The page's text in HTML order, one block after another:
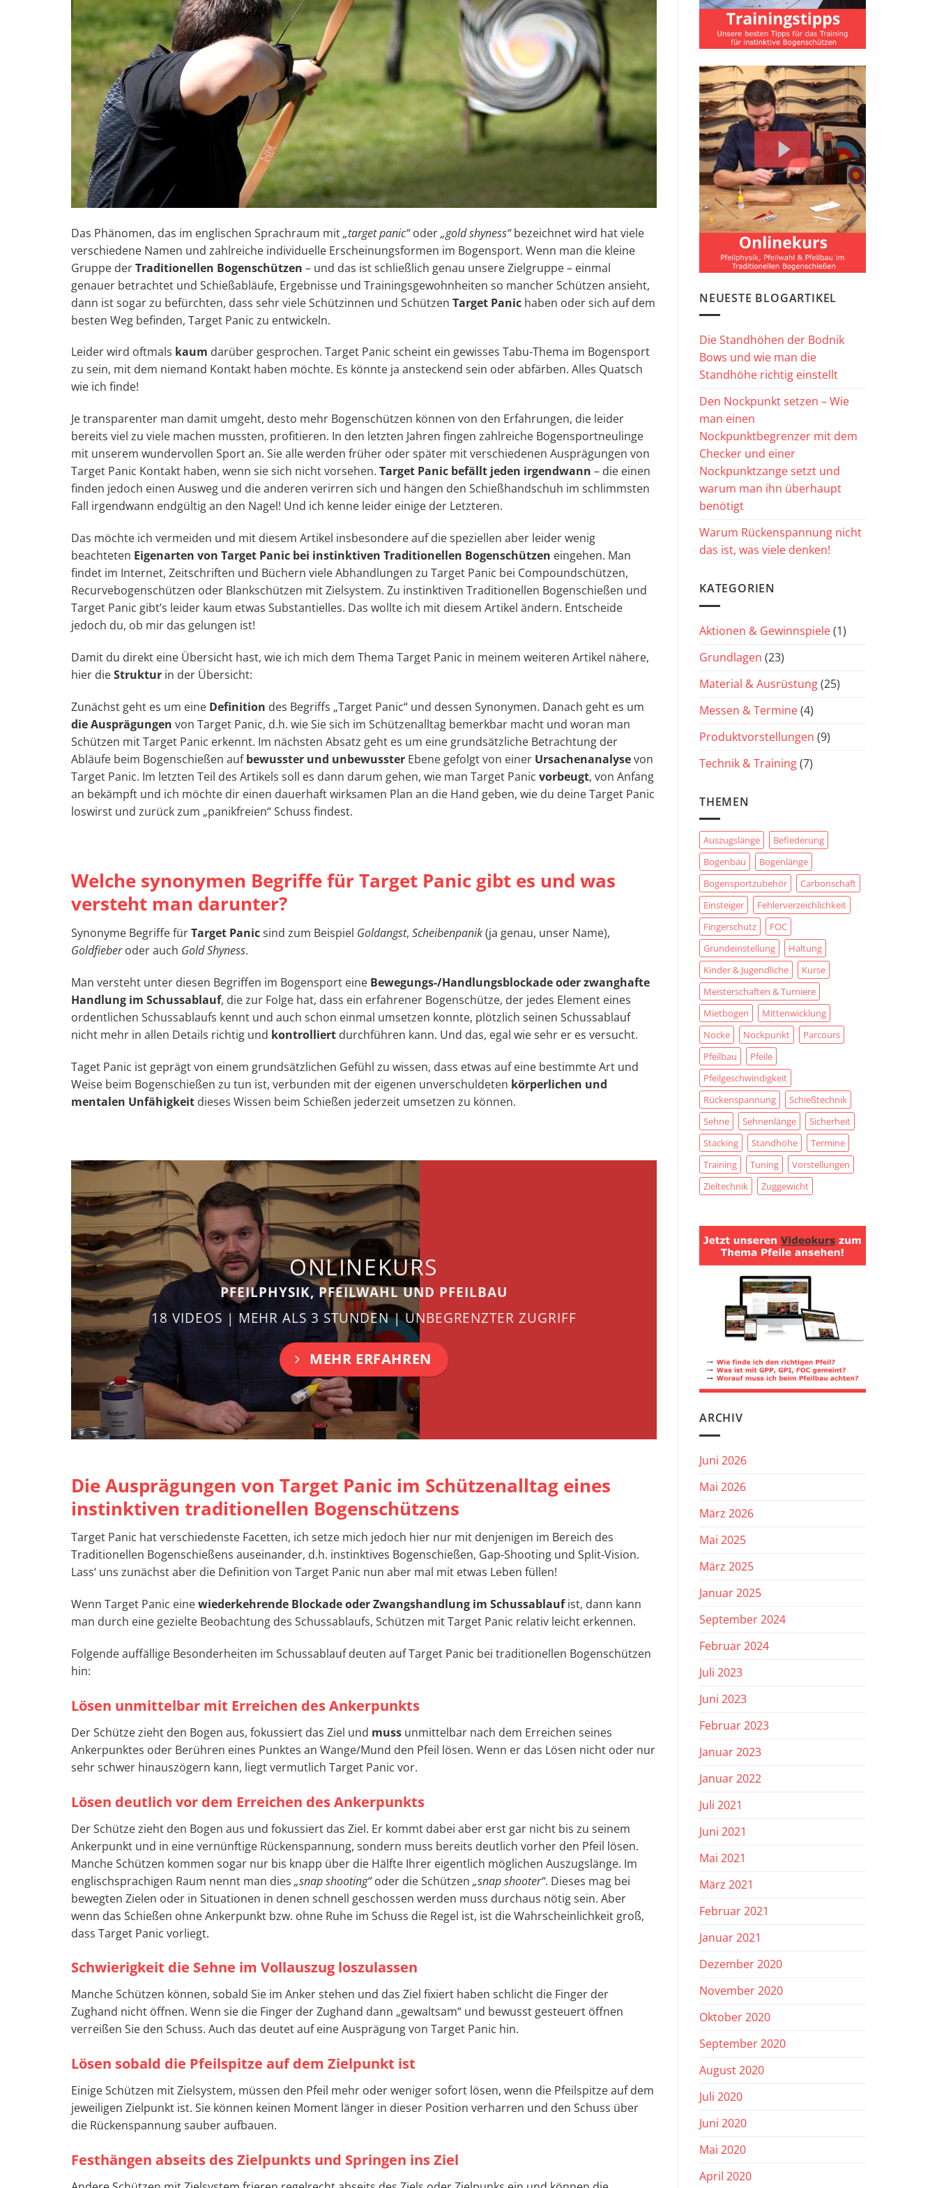
Das Phänomen, das im englischen Sprachraum mit„target panic“oder„gold shyness“bezeichnet wird hat viele
verschiedene Namen und zahlreiche individuelle Erscheinungsformen im Bogensport. Wenn man die kleine
Gruppe derTraditionellen Bogenschützen – und das ist schließlich genau unsere Zielgruppe – einmal
genauer betrachtet und Schießabläufe, Ergebnisse und Trainingsgewohnheiten so mancher Schützen ansieht,
dann ist sogar zu befürchten, dass sehr viele Schützinnen und Schützen Target Panic haben oder sich auf dem
besten Weg befinden, Target Panic zu entwickeln.
Leider wird oftmals kaum darüber gesprochen. Target Panic scheint ein gewisses Tabu-Thema im Bogensport
zu sein, mit dem niemand Kontakt haben möchte. Es könnte ja ansteckend sein oder abfärben. Alles Quatsch
wie ich finde!
Je transparenter man damit umgeht, desto mehr Bogenschützen können von den Erfahrungen, die leider
bereits viel zu viele machen mussten, profitieren. In den letzten Jahren fingen zahlreiche Bogensportneulinge
mit unserem wundervollen Sport an. Sie alle werden früher oder später mit verschiedenen Ausprägungen von
Target Panic Kontakt haben, wenn sie sich nicht vorsehen. Target Panic befällt jeden irgendwann – die einen
finden jedoch einen Ausweg und die anderen verirren sich und hängen den Schießhandschuh im schlimmsten
Fall irgendwann endgültig an den Nagel! Und ich kenne leider einige der Letzteren.
Das möchte ich vermeiden und mit diesem Artikel insbesondere auf die speziellen aber leider wenig
beachteten Eigenarten von Target Panic bei instinktiven Traditionellen Bogenschützen eingehen. Man
findet im Internet, Zeitschriften und Büchern viele Abhandlungen zu Target Panic bei Compoundschützen,
Recurvebogenschützen oder Blankschützen mit Zielsystem. Zu instinktiven Traditionellen Bogenschießen und
Target Panic gibt’s leider kaum etwas Substantielles. Das wollte ich mit diesem Artikel ändern. Entscheide
jedoch du, ob mir das gelungen ist!
Damit du direkt eine Übersicht hast, wie ich mich dem Thema Target Panic in meinem weiteren Artikel nähere,
hier dieStruktur in der Übersicht:
Zunächst geht es um eine Definition des Begriffs „Target Panic“ und dessen Synonymen. Danach geht es um
die Ausprägungen von Target Panic, d.h. wie Sie sich im Schützenalltag bemerkbar macht und woran man
Schützen mit Target Panic erkennt. Im nächsten Absatz geht es um eine grundsätzliche Betrachtung der
Abläufe beim Bogenschießen aufbewusster und unbewusster Ebene gefolgt von einer Ursachenanalysevon
Target Panic. Im letzten Teil des Artikels soll es dann darum gehen, wie man Target Panic vorbeugt, von Anfang
an bekämpft und ich möchte dir einen dauerhaft wirksamen Plan an die Hand geben, wie du deine Target Panic
loswirst und zurück zum „panikfreien“ Schuss findest.
Welche synonymen Begriffe für Target Panic gibt es und was
versteht man darunter?
Synonyme Begriffe fürTarget Panicsind zum Beispiel Goldangst, Scheibenpanik(ja genau, unser Name),
Goldfieberoder auch Gold Shyness.
Man versteht unter diesen Begriffen im Bogensport eine Bewegungs-/Handlungsblockade oder zwanghafte
Handlung im Schussablauf, die zur Folge hat, dass ein erfahrener Bogenschütze, der jedes Element eines
ordentlichen Schussablaufs kennt und auch schon einmal umsetzen konnte, plötzlich seinen Schussablauf
nicht mehr in allen Details richtig und kontrolliert durchführen kann. Und das, egal wie sehr er es versucht.
Taget Panic ist geprägt von einem grundsätzlichen Gefühl zu wissen, dass etwas auf eine bestimmte Art und
Weise beim Bogenschießen zu tun ist, verbunden mit der eigenen unverschuldeten körperlichen und
mentalen Unfähigkeit dieses Wissen beim Schießen jederzeit umsetzen zu können.
ONLINEKURS
PFEILPHYSIK, PFEILWAHL UND PFEILBAU
18 VIDEOS | MEHR ALS 3 STUNDEN | UNBEGRENZTER ZUGRIFF
MEHR ERFAHREN
Die Ausprägungen von Target Panic im Schützenalltag eines
instinktiven traditionellen Bogenschützens
Target Panic hat verschiedenste Facetten, ich setze mich jedoch hier nur mit denjenigen im Bereich des
Traditionellen Bogenschießens auseinander, d.h. instinktives Bogenschießen, Gap-Shooting und Split-Vision.
Lass‘ uns zunächst aber die Definition von Target Panic nun aber mal mit etwas Leben füllen!
Wenn Target Panic einewiederkehrende Blockade oder Zwangshandlung im Schussablaufist, dann kann
man durch eine gezielte Beobachtung des Schussablaufs, Schützen mit Target Panic relativ leicht erkennen.
Folgende auffällige Besonderheiten im Schussablauf deuten auf Target Panic bei traditionellen Bogenschützen
hin:
Lösen unmittelbar mit Erreichen des Ankerpunkts
Der Schütze zieht den Bogen aus, fokussiert das Ziel und muss unmittelbar nach dem Erreichen seines
Ankerpunktes oder Berühren eines Punktes an Wange/Mund den Pfeil lösen. Wenn er das Lösen nicht oder nur
sehr schwer hinauszögern kann, liegt vermutlich Target Panic vor.
Lösen deutlich vor dem Erreichen des Ankerpunkts
Der Schütze zieht den Bogen aus und fokussiert das Ziel. Er kommt dabei aber erst gar nicht bis zu seinem
Ankerpunkt und in eine vernünftige Rückenspannung, sondern muss bereits deutlich vorher den Pfeil lösen.
Manche Schützen kommen sogar nur bis knapp über die Hälfte Ihrer eigentlich möglichen Auszugslänge. Im
englischsprachigen Raum nennt man dies „snap shooting“oder die Schützen „snap shooter“. Dieses mag bei
bewegten Zielen oder in Situationen in denen schnell geschossen werden muss durchaus nötig sein. Aber
wenn das Schießen ohne Ankerpunkt bzw. ohne Ruhe im Schuss die Regel ist, ist die Wahrscheinlichkeit groß,
dass Target Panic vorliegt.
Schwierigkeit die Sehne im Vollauszug loszulassen
Manche Schützen können, sobald Sie im Anker stehen und das Ziel fixiert haben schlicht die Finger der
Zughand nicht öffnen. Wenn sie die Finger der Zughand dann „gewaltsam“ und bewusst gesteuert öffnen
verreißen Sie den Schuss. Auch das deutet auf eine Ausprägung von Target Panic hin.
Lösen sobald die Pfeilspitze auf dem Zielpunkt ist
Einige Schützen mit Zielsystem, müssen den Pfeil mehr oder weniger sofort lösen, wenn die Pfeilspitze auf dem
jeweiligen Zielpunkt ist. Sie können keinen Moment länger in dieser Position verharren und den Schuss über
die Rückenspannung sauber aufbauen.
Festhängen abseits des Zielpunkts und Springen ins Ziel
NEUESTE BLOGARTIKEL
Die Standhöhen der Bodnik
Bows und wie man die
Standhöhe richtig einstellt
Den Nockpunkt setzen – Wie
man einen
Nockpunktbegrenzer mit dem
Checker und einer
Nockpunktzange setzt und
warum man ihn überhaupt
benötigt
Warum Rückenspannung nicht
das ist, was viele denken!
KATEGORIEN
Aktionen & Gewinnspiele(1)
Grundlagen (23)
Material & Ausrüstung(25)
Messen & Termine(4)
Produktvorstellungen (9)
Technik & Training(7)
THEMEN
Auszugslänge
Befiederung
Bogenbau
Bogenlänge
Bogensportzubehör
Carbonschaft
Einsteiger
Fehlerverzeichlichkeit
Fingerschutz
FOC
Grundeinstellung
Haltung
Kinder & Jugendliche
Kurse
Meisterschaften & Turniere
Mietbogen
Mittenwicklung
Nocke
Nockpunkt
Parcours
Pfeilbau
Pfeile
Pfeilgeschwindigkeit
Rückenspannung
Schießtechnik
Sehne
Sehnenlänge
Sicherheit
Stacking
Standhöhe
Termine
Training
Tuning
Vorstellungen
Zieltechnik
Zuggewicht
ARCHIV
Juni 2026
Mai 2026
März 2026
Mai 2025
März 2025
Januar 2025
September 2024
Februar 2024
Juli 2023
Juni 2023
Februar 2023
Januar 2023
Januar 2022
Juli 2021
Juni 2021
Mai 2021
März 2021
Februar 2021
Januar 2021
Dezember 2020
November 2020
Oktober 2020
September 2020
August 2020
Juli 2020
Juni 2020
Mai 2020
April 2020